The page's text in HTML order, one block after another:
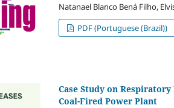
Natanael Blanco Bená Filho,
PDF (Portuguese (Brazil))
Case Study on
Coal-Fired Power Plant